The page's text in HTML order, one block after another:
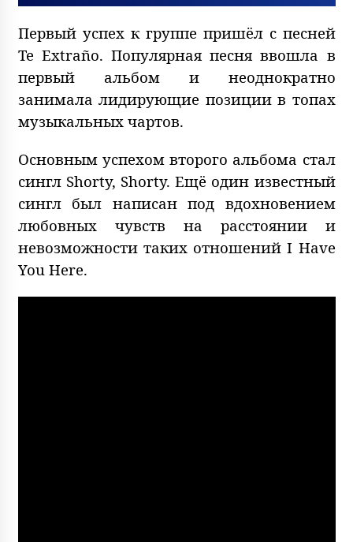
Первый успех к группе пришёл с песней
Te Extraño. Популярная песня ввошла в
первый альбом и неоднократно
занимала лидирующие позиции в топах
музыкальных чартов.
Основным успехом второго альбома стал
сингл Shorty, Shorty. Ещё один известный
сингл был написан под вдохновением
любовных чувств на расстоянии и
невозможности таких отношений I Have
You Here.